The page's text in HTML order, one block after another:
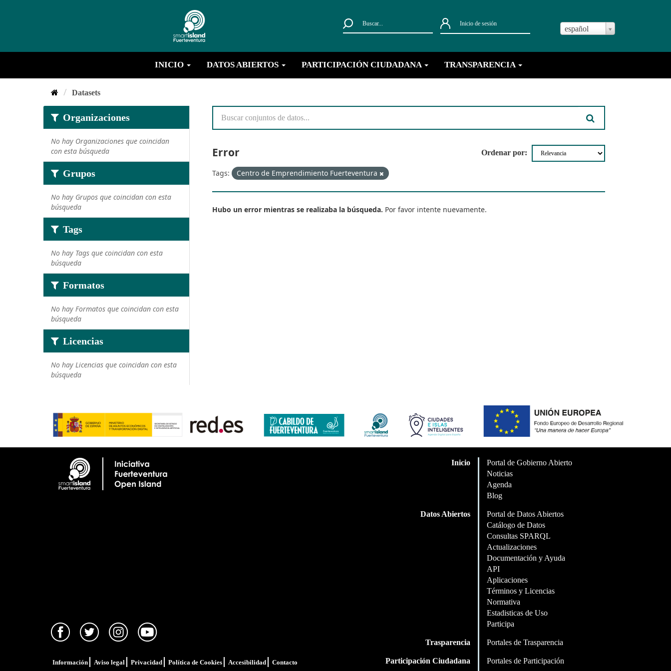
Buscar... Inicio de sesión
español
INICIO DATOS ABIERTOS PARTICIPACIÓN CIUDADANA TRANSPARENCIA
Datasets
Organizaciones
No hay Organizaciones que coincidan
con esta búsqueda
Grupos
No hay Grupos que coincidan con esta
búsqueda
Tags
No hay Tags que coincidan con esta
búsqueda
Formatos
No hay Formatos que coincidan con esta
búsqueda
Licencias
No hay Licencias que coincidan con esta
búsqueda
Ordenar por
Error
Tags: Centro de Emprendimiento Fuerteventura
Hubo un error mientras se realizaba la búsqueda. Por favor intente nuevamente.
Información Aviso legal Privacidad Política de Cookies Accesibilidad Contacto
Inicio
Portal de Gobierno Abierto
Noticias
Agenda
Blog
Datos Abiertos
Portal de Datos Abiertos
Catálogo de Datos
Consultas SPARQL
Actualizaciones
Documentación y Ayuda
API
Aplicaciones
Términos y Licencias
Normativa
Estadisticas de Uso
Participa
Trasparencia Portales de Trasparencia
Participación Ciudadana Portales de Participación